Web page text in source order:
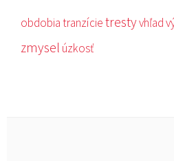
obdobiatranzícietrestyvhľad
zmysel úzkosť